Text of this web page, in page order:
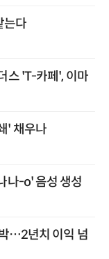
는다
스 'T-카페', 이마
' 채우나
나-o' 음성 생성
…2년치 이익 넘